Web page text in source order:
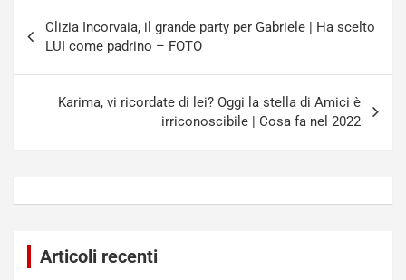
articoli
Clizia Incorvaia, il grande party per Gabriele | Ha scelto
LUI come padrino – FOTO
Karima, vi ricordate di lei? Oggi la stella di Amici è
irriconoscibile | Cosa fa nel 2022
Articoli recenti